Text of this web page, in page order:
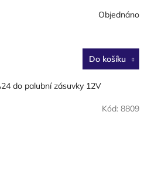
Objednáno
Do košíku
do palubní zásuvky 12V
Kód: 8809